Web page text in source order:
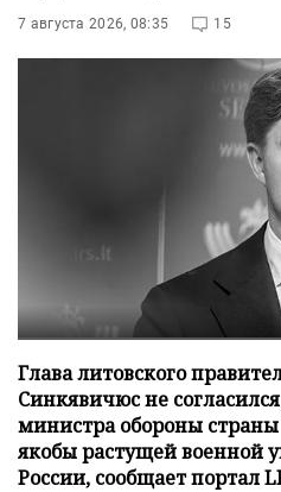
7 августа 2026, 08:35 15
Глава литовского
Синкявичюс не
министра обороны страны
якобы растущей военной
России, сообщает портал